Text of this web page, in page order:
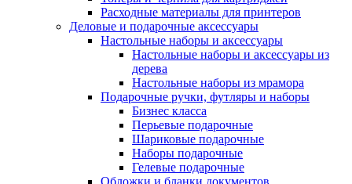
Расходные материалы для принтеров
Деловые и подарочные аксессуары
Настольные наборы и аксессуары
Настольные наборы и аксессуары из
дерева
Настольные наборы из мрамора
Подарочные ручки, футляры и наборы
Бизнес класса
Перьевые подарочные
Шариковые подарочные
Наборы подарочные
Гелевые подарочные